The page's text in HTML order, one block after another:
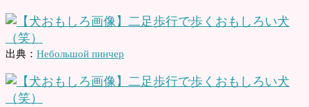
出典： Небольшой пинчер